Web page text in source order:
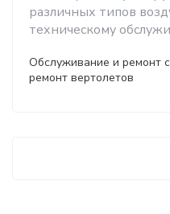
различных типов
техническому
Обслуживание и ремонт
ремонт вертолетов